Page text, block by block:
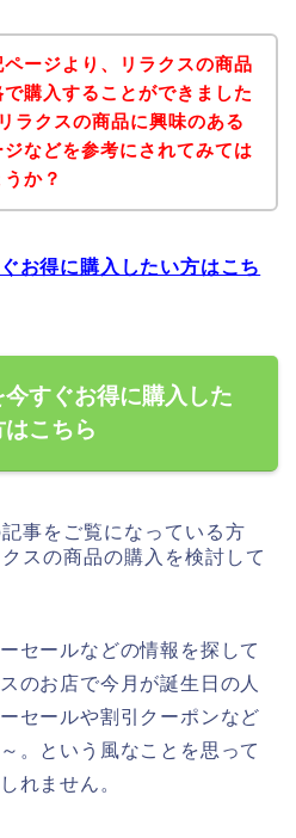
ージより、リラクスの商品
購入することができました
ラクスの商品に興味のある
などを参考にされてみては
か？
お得に購入したい方はこち
すぐお得に購入した
はこちら
事をご覧になっている方
スの商品の購入を検討して
セールなどの情報を探して
のお店で今月が誕生日の人
セールや割引クーポンなど
。という風なことを思って
れません。